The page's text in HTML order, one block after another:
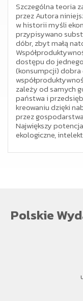
Szczególna teoria
przez Autora
w historii myśli
przypisywano
dóbr, zbyt małą
dostępu do
(konsumpcji) dobra
zależy od samych
państwa i
kreowaniu dzięki
przez
Największy
ekologiczne,
Polskie